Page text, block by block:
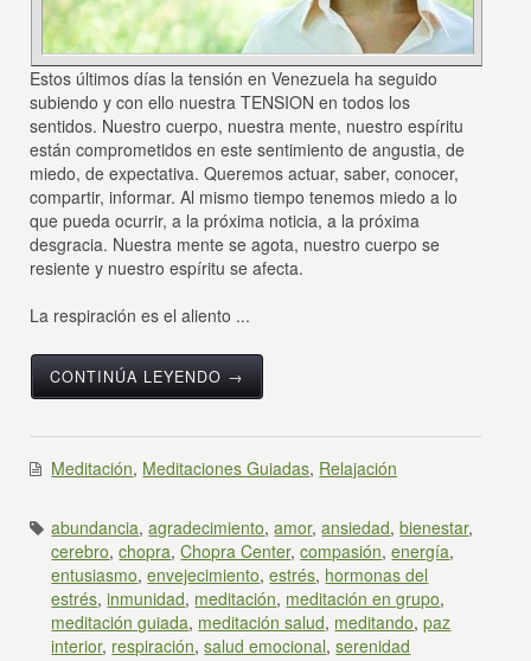
Estos últimos días la tensión en Venezuela ha seguido
subiendo y con ello nuestra TENSION en todos los
sentidos. Nuestro cuerpo, nuestra mente, nuestro espíritu
están comprometidos en este sentimiento de angustia, de
miedo, de expectativa. Queremos actuar, saber, conocer,
compartir, informar. Al mismo tiempo tenemos miedo a lo
que pueda ocurrir, a la próxima noticia, a la próxima
desgracia. Nuestra mente se agota, nuestro cuerpo se
resiente y nuestro espíritu se afecta.
La respiración es el aliento ...
CONTINÚA LEYENDO →
Meditación, Meditaciones Guiadas, Relajación
abundancia,agradecimiento,amor,ansiedad,bienestar,
cerebro,chopra,Chopra Center,compasión,energía,
entusiasmo,envejecimiento,estrés, hormonas del
estrés,inmunidad, meditación, meditación en grupo,
meditación guiada, meditación salud, meditando,paz
interior, respiración,salud emocional,serenidad